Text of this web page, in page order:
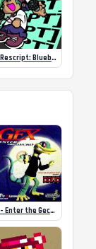
FNF Rescript: Blueballed
Gex – Enter the Gecko – PS1